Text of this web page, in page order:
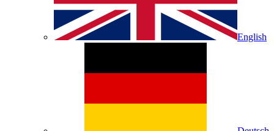
English